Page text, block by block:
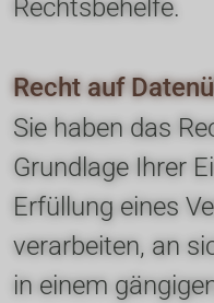
Rechtsbehelfe.
Recht auf
Sie haben das
Grundlage Ihrer
Erfüllung eines
verarbeiten, an
in einem